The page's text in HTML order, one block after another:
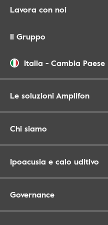
Lavora con noi
Il Gruppo
Italia - Cambia Paese
Le soluzioni Amplifon
Chi siamo
Ipoacusia e calo uditivo
Governance